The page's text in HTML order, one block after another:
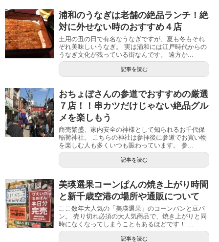
浦和のうなぎは老舗の絶品ランチ！絶
対に外せない時のおすすめ４店
土用の丑の日で有名なうなぎですが、夏も冬もそれ
ぞれ美味しいうなぎ。 実は浦和には江戸時代からの
うなぎ文化が残っている街なんです。 遠方か...
記事を読む
おちょぼさんの参道でおすすめの厳選
７店！！串カツだけじゃない絶品グル
メを楽しもう
商売繁盛、家内安全の神様として知られるお千代保
稲荷神社。 こちらの神社は参拝後に参道でお買い物
を楽しむ人も多くいつも賑わっています。 参...
記事を読む
美瑛選果コーンぱんの焼き上がり時間
と新千歳空港の場所や通販について
ここ数年大人気の「美瑛選果」のコーンパンと豆パ
ン。 売り切れ必須の大人気商品で、焼き上がりと同
時になくなってしまうこともあるほどです！ ...
記事を読む